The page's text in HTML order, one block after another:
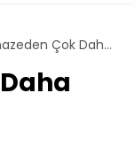
Çok Daha